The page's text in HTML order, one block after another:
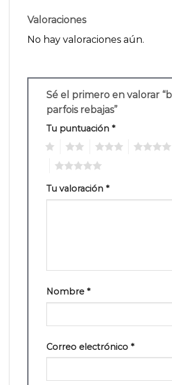
Valoraciones
No hay valoraciones aún.
Sé el primero en valorar
parfois rebajas”
Tu puntuación *
Tu valoración *
Nombre *
Correo electrónico *